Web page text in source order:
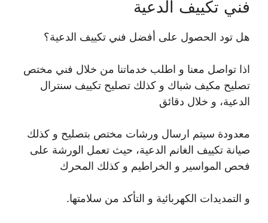
فني تكييف الدعية
هل تود الحصول على أفضل فني تكييف الدعية؟
اذا تواصل معنا و اطلب خدماتنا من خلال فني مختص
تصليح مكيف شباك و كذلك تصليح تكييف سنترال
الدعية، و خلال دقائق
معدودة سيتم ارسال ورشات مختص بتصليح و كذلك
صيانة تكييف الغانم الدعية، حيث تعمل الورشة على
فحص المواسير و الخراطيم و كذلك المحرك
و التمديدات الكهربائية و التأكد من سلامتها.